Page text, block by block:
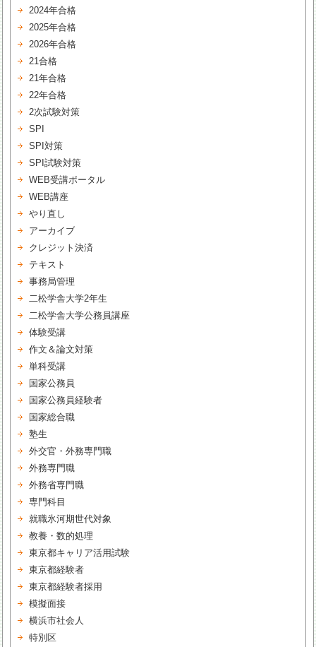
2024年合格
2025年合格
2026年合格
21合格
21年合格
22年合格
2次試験対策
SPI
SPI対策
SPI試験対策
WEB受講ポータル
WEB講座
やり直し
アーカイブ
クレジット決済
テキスト
事務局管理
二松学舎大学2年生
二松学舎大学公務員講座
体験受講
作文＆論文対策
単科受講
国家公務員
国家公務員経験者
国家総合職
塾生
外交官・外務専門職
外務専門職
外務省専門職
専門科目
就職氷河期世代対象
教養・数的処理
東京都キャリア活用試験
東京都経験者
東京都経験者採用
模擬面接
横浜市社会人
特別区